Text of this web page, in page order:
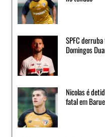
SPFC
Domingos
Nicolas é
fatal em